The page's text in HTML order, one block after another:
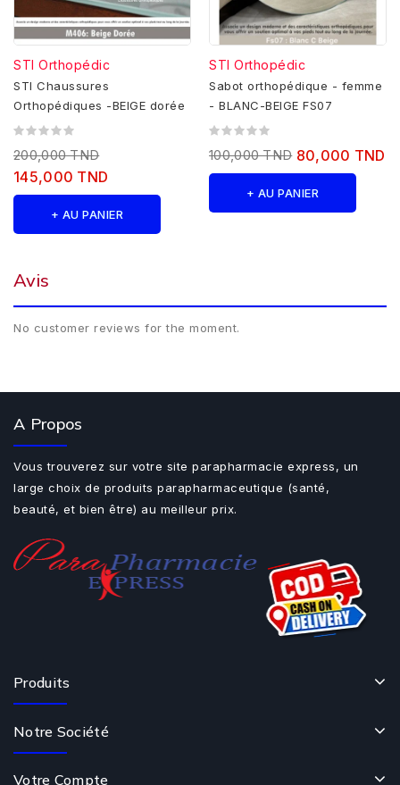
STI Orthopédic
STI Chaussures
Orthopédiques -BEIGE dorée
200,000 TND
145,000 TND
+ AU PANIER
STI Orthopédic
Sabot orthopédique - femme
- BLANC-BEIGE FS07
100,000 TND 80,000 TND
+ AU PANIER
Avis
No customer reviews for the moment.
A Propos
Vous trouverez sur votre site parapharmacie express, un
large choix de produits parapharmaceutique (santé,
beauté, et bien être) au meilleur prix.
Produits
Notre Société
Votre Compte